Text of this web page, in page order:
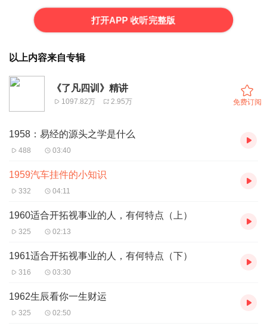
打开APP 收听完整版
以上内容来自专辑
《了凡四训》精讲
1097.82万 2.95万 免费订阅
1958：易经的源头之学是什么
488 03:40
1959汽车挂件的小知识
332 04:11
1960适合开拓视事业的人，有何特点（上）
325 02:13
1961适合开拓视事业的人，有何特点（下）
316 03:30
1962生辰看你一生财运
325 02:50